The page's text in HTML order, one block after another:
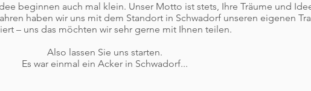
beginnen auch mal klein. Unser Motto ist stets, Ihre Träume und
haben wir uns mit dem Standort in Schwadorf unseren eigenen
– uns das möchten wir sehr gerne mit Ihnen teilen.
Also lassen Sie uns starten.
Es war einmal ein Acker in Schwadorf...